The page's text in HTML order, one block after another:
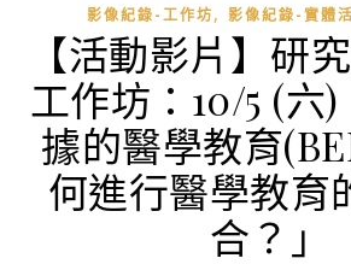
影像紀錄-工作坊, 影像紀錄-實體
【活動影片】研
工作坊：10/5 (六
據的醫學教育
何進行醫學教育
合？」